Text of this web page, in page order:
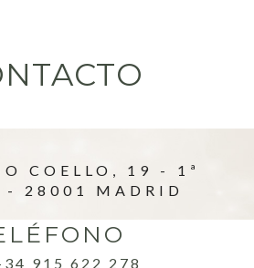
COELLO, 19 - 1ª
- 28001 MADRID
915 622 278